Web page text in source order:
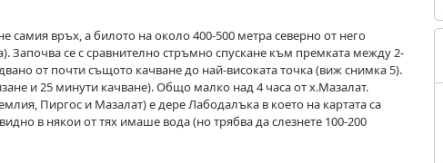
връх, а билото на около 400-500 метра северно от него
Започва се с сравнително стръмно спускане към премката между 2-
от почти същото качване до най-високата точка (виж снимка 5).
и 25 минути качване). Общо малко над 4 часа от х.Мазалат.
Пиргос и Мазалат) е дере Лабодалъка в което на картата са
в някои от тях имаше вода (но трябва да слезнете 100-200